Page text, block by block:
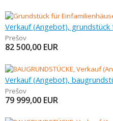
Verkauf (Angebot), grundstück
Prešov
82 500,00 EUR
Verkauf (Angebot),
Prešov
79 999,00 EUR